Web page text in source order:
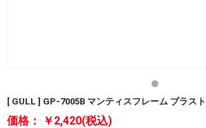
[ GULL ] GP-7005B マンティスフレーム ブラス
価格： ￥2,420(税込)